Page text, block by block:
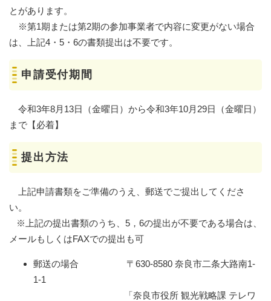
とがあります。
※第1期または第2期の参加事業者で内容に変更がない場合
は、上記4・5・6の書類提出は不要です。
申請受付期間
令和3年8月13日（金曜日）から令和3年10月29日（金曜日）
まで【必着】
提出方法
上記申請書類をご準備のうえ、郵送でご提出してくださ
い。
※上記の提出書類のうち、5，6の提出が不要である場合は、
メールもしくはFAXでの提出も可
郵送の場合 〒630-8580 奈良市二条大路南1-
1-1
「奈良市役所 観光戦略課 テレワ